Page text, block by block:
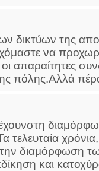
δικτύων της
να
απαραίτητες
πόλης.Αλλά
διαμόρφωση
και